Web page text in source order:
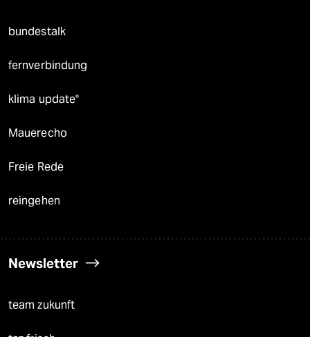
bundestalk
fernverbindung
klima update°
Mauerecho
Freie Rede
reingehen
Newsletter
team zukunft